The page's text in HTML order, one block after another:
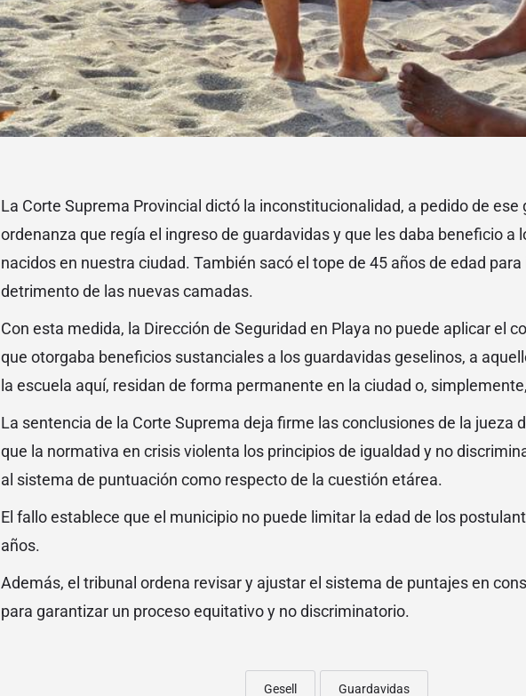
La Corte Suprema Provincial dictó la inconstitucionalidad, a pedido de ese
ordenanza que regía el ingreso de guardavidas y que les daba beneficio a
nacidos en nuestra ciudad. También sacó el tope de 45 años de edad para
detrimento de las nuevas camadas.
Con esta medida, la Dirección de Seguridad en Playa no puede aplicar el
que otorgaba beneficios sustanciales a los guardavidas geselinos, a
la escuela aquí, residan de forma permanente en la ciudad o,
La sentencia de la Corte Suprema deja firme las conclusiones de la jueza
que la normativa en crisis violenta los principios de igualdad y no
al sistema de puntuación como respecto de la cuestión etárea.
El fallo establece que el municipio no puede limitar la edad de los
años.
Además, el tribunal ordena revisar y ajustar el sistema de puntajes en
para garantizar un proceso equitativo y no discriminatorio.
Gesell Guardavidas